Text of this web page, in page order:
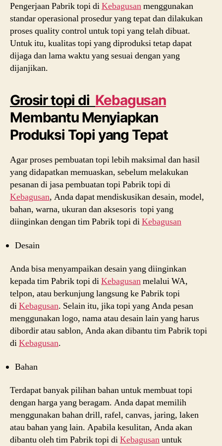
Pengerjaan Pabrik topi diKebagusanmenggunakan
standar operasional prosedur yang tepat dan dilakukan
proses quality control untuk topi yang telah dibuat.
Untuk itu, kualitas topi yang diproduksi tetap dapat
dijaga dan lama waktu yang sesuai dengan yang
dijanjikan.
Grosir topi di Kebagusan
Membantu Menyiapkan
Produksi Topi yang Tepat
Agar proses pembuatan topi lebih maksimal dan hasil
yang didapatkan memuaskan, sebelum melakukan
pesanan di jasa pembuatan topi Pabrik topi di
Kebagusan, Anda dapat mendiskusikan desain, model,
bahan, warna, ukuran dan aksesoris topi yang
diinginkan dengan tim Pabrik topi diKebagusan
Desain
Anda bisa menyampaikan desain yang diinginkan
kepada tim Pabrik topi diKebagusanmelalui WA,
telpon, atau berkunjung langsung ke Pabrik topi
diKebagusan. Selain itu, jika topi yang Anda pesan
menggunakan logo, nama atau desain lain yang harus
dibordir atau sablon, Anda akan dibantu tim Pabrik topi
diKebagusan.
Bahan
Terdapat banyak pilihan bahan untuk membuat topi
dengan harga yang beragam. Anda dapat memilih
menggunakan bahan drill, rafel, canvas, jaring, laken
atau bahan yang lain. Apabila kesulitan, Anda akan
dibantu oleh tim Pabrik topi diKebagusanuntuk